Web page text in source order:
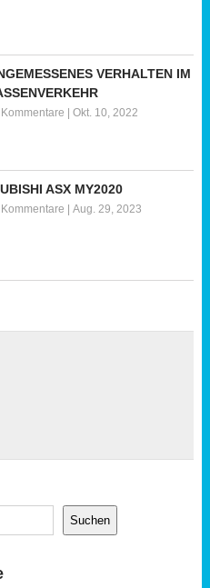
VERHALTEN IM
Okt. 10, 2022
ASX MY2020
Aug. 29, 2023
Suchen